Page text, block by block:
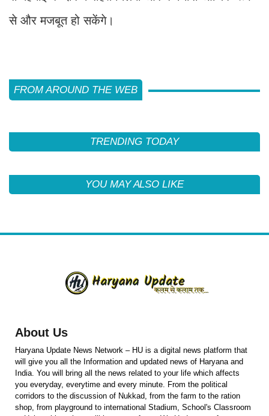
से और मजबूत हो सकेंगे।
FROM AROUND THE WEB
TRENDING TODAY
YOU MAY ALSO LIKE
About Us
Haryana Update News Network – HU is a digital news platform that
will give you all the Information and updated news of Haryana and
India. You will bring all the news related to your life which affects
you everyday, everytime and every minute. From the political
corridors to the discussion of Nukkad, from the farm to the ration
shop, from playground to international Stadium, School's Classroom